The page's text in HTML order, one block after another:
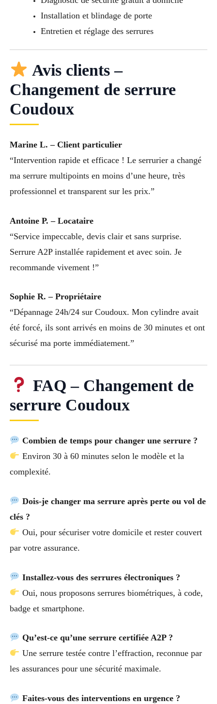
Installation et blindage de porte
Entretien et réglage des serrures
Avis clients –
Changement de serrure
Coudoux
Marine L. – Client particulier
“Intervention rapide et efficace ! Le serrurier a changé
ma serrure multipoints en moins d’une heure, très
professionnel et transparent sur les prix.”
Antoine P. – Locataire
“Service impeccable, devis clair et sans surprise.
Serrure A2P installée rapidement et avec soin. Je
recommande vivement !”
Sophie R. – Propriétaire
“Dépannage 24h/24 sur Coudoux. Mon cylindre avait
été forcé, ils sont arrivés en moins de 30 minutes et ont
sécurisé ma porte immédiatement.”
FAQ – Changement de
serrure Coudoux
Combien de temps pour changer une serrure ?
Environ 30 à 60 minutes selon le modèle et la
complexité.
Dois-je changer ma serrure après perte ou vol de
clés ?
Oui, pour sécuriser votre domicile et rester couvert
par votre assurance.
Installez-vous des serrures électroniques ?
Oui, nous proposons serrures biométriques, à code,
badge et smartphone.
Qu’est-ce qu’une serrure certifiée A2P ?
Une serrure testée contre l’effraction, reconnue par
les assurances pour une sécurité maximale.
Faites-vous des interventions en urgence ?